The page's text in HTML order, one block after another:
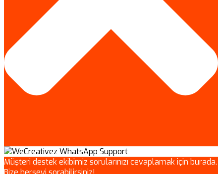
Müşteri destek ekibimiz sorularınızı cevaplamak için burada.